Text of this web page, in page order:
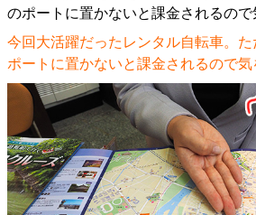
今回大活躍だったレンタル自転車。
ポートに置かないと課金されるので気